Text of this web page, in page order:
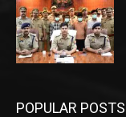
POPULAR POSTS